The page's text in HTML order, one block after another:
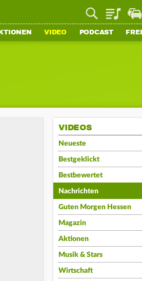
Playlist
VIDEO PODCAST
VIDEOS
Neueste
Bestgeklickt
Bestbewertet
Nachrichten
Guten Morgen Hessen
Magazin
Aktionen
Musik & Stars
Wirtschaft